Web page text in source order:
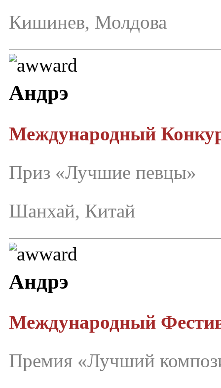
Кишинев, Молдова
Андрэ
Международный
Приз «Лучшие певцы»
Шанхай, Китай
Андрэ
Международный
Премия «Лучший